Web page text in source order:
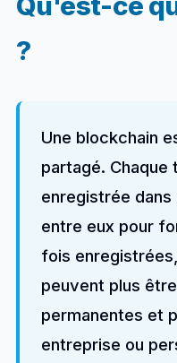
?
Une blockchain
partagé. Chaque
enregistrée
entre eux pour
fois
peuvent plus
permanentes et
entreprise ou